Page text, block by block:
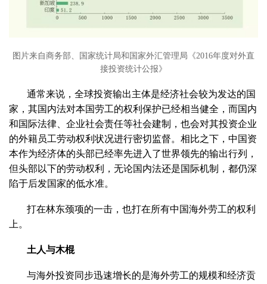
图片来自商务部、国家统计局和国家外汇管理局《2016年度对外直
接投资统计公报》
通常来说，全球投资输出主体是经济社会较为发达的国
家，其国内法对本国劳工的权利保护已经相当健全，而国内
和国际法律、企业社会责任等社会建制，也会对其投资企业
的外籍员工劳动权利状况进行密切监督。相比之下，中国资
本作为经济体的头部已经率先进入了世界领先的输出行列，
但头部以下的劳动权利，无论国内法还是国际机制，都仍深
陷于后发国家的低水准。
打在林东颈项的一击，也打在所有中国海外劳工的权利
上。
土人与木棍
与海外投资同步迅速增长的是海外劳工的规模和经济贡